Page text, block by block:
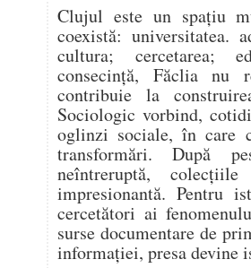
Clujul este un spațiu
coexistă: universitatea.
cultura; cercetarea;
consecință, Făclia nu
contribuie la
Sociologic vorbind,
oglinzi sociale, în care
transformări. După
neîntreruptă,
impresionantă. Pentru
cercetători ai
surse documentare de
informației, presa devine